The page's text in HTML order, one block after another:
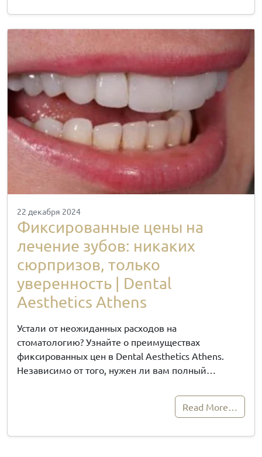
22 декабря 2024
Фиксированные цены на
лечение зубов: никаких
сюрпризов, только
уверенность | Dental
Aesthetics Athens
Устали от неожиданных расходов на
стоматологию? Узнайте о преимуществах
фиксированных цен в Dental Aesthetics Athens.
Независимо от того, нужен ли вам полный…
Read More…